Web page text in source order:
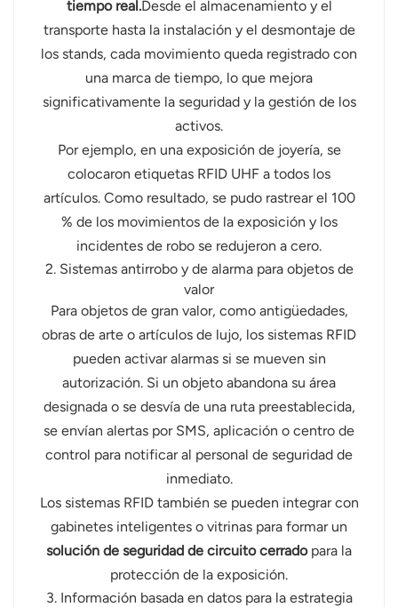
tiempo real.Desde el almacenamiento y el
transporte hasta la instalación y el desmontaje de
los stands, cada movimiento queda registrado con
una marca de tiempo, lo que mejora
significativamente la seguridad y la gestión de los
activos.
Por ejemplo, en una exposición de joyería, se
colocaron etiquetas RFID UHF a todos los
artículos. Como resultado, se pudo rastrear el 100
% de los movimientos de la exposición y los
incidentes de robo se redujeron a cero.
2. Sistemas antirrobo y de alarma para objetos de
valor
Para objetos de gran valor, como antigüedades,
obras de arte o artículos de lujo, los sistemas RFID
pueden activar alarmas si se mueven sin
autorización. Si un objeto abandona su área
designada o se desvía de una ruta preestablecida,
se envían alertas por SMS, aplicación o centro de
control para notificar al personal de seguridad de
inmediato.
Los sistemas RFID también se pueden integrar con
gabinetes inteligentes o vitrinas para formar un
solución de seguridad de circuito cerradopara la
protección de la exposición.
3. Información basada en datos para la estrategia